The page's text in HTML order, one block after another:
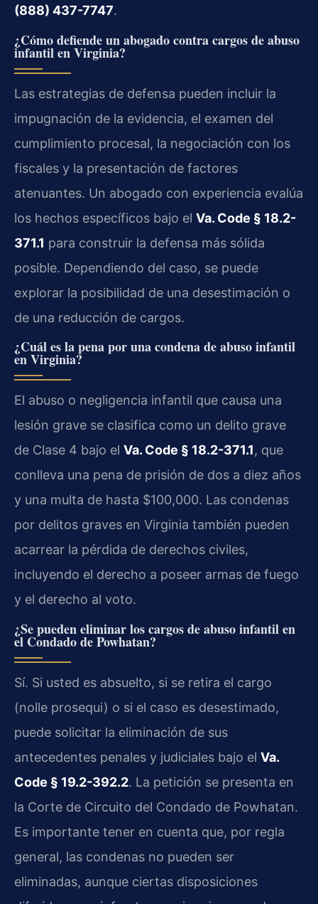
(888) 437-7747.
¿Cómo defiende un abogado contra cargos de abuso
infantil en Virginia?
Las estrategias de defensa pueden incluir la
impugnación de la evidencia, el examen del
cumplimiento procesal, la negociación con los
fiscales y la presentación de factores
atenuantes. Un abogado con experiencia evalúa
los hechos específicos bajo el Va. Code § 18.2-
371.1 para construir la defensa más sólida
posible. Dependiendo del caso, se puede
explorar la posibilidad de una desestimación o
de una reducción de cargos.
¿Cuál es la pena por una condena de abuso infantil
en Virginia?
El abuso o negligencia infantil que causa una
lesión grave se clasifica como un delito grave
de Clase 4 bajo el Va. Code § 18.2-371.1, que
conlleva una pena de prisión de dos a diez años
y una multa de hasta $100,000. Las condenas
por delitos graves en Virginia también pueden
acarrear la pérdida de derechos civiles,
incluyendo el derecho a poseer armas de fuego
y el derecho al voto.
¿Se pueden eliminar los cargos de abuso infantil en
el Condado de Powhatan?
Sí. Si usted es absuelto, si se retira el cargo
(nolle prosequi) o si el caso es desestimado,
puede solicitar la eliminación de sus
antecedentes penales y judiciales bajo el Va.
Code § 19.2-392.2. La petición se presenta en
la Corte de Circuito del Condado de Powhatan.
Es importante tener en cuenta que, por regla
general, las condenas no pueden ser
eliminadas, aunque ciertas disposiciones